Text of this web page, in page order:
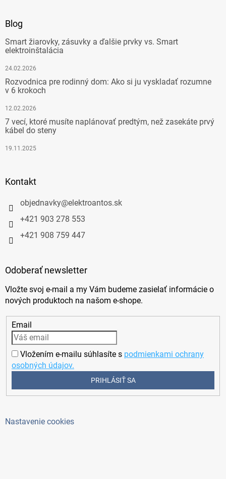
Blog
Smart žiarovky, zásuvky a ďalšie prvky vs. Smart
elektroinštalácia
24.02.2026
Rozvodnica pre rodinný dom: Ako si ju vyskladať rozumne
v 6 krokoch
12.02.2026
7 vecí, ktoré musíte naplánovať predtým, než zasekáte prvý
kábel do steny
19.11.2025
Kontakt
objednavky@elektroantos.sk
+421 903 278 553
+421 908 759 447
Odoberať newsletter
Vložte svoj e-mail a my Vám budeme zasielať informácie o
nových produktoch na našom e-shope.
Email
Vložením e-mailu súhlasíte s podmienkami ochrany
osobných údajov.
PRIHLÁSIŤ SA
Nastavenie cookies